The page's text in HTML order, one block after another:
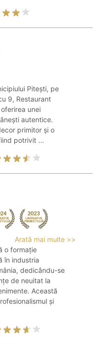
Pitești, pe
9, Restaurant
unei
autentice.
primitor și o
potrivit ...
Arată mai multe >>
o formație
în industria
dedicându-se
de neuitat la
Această
și